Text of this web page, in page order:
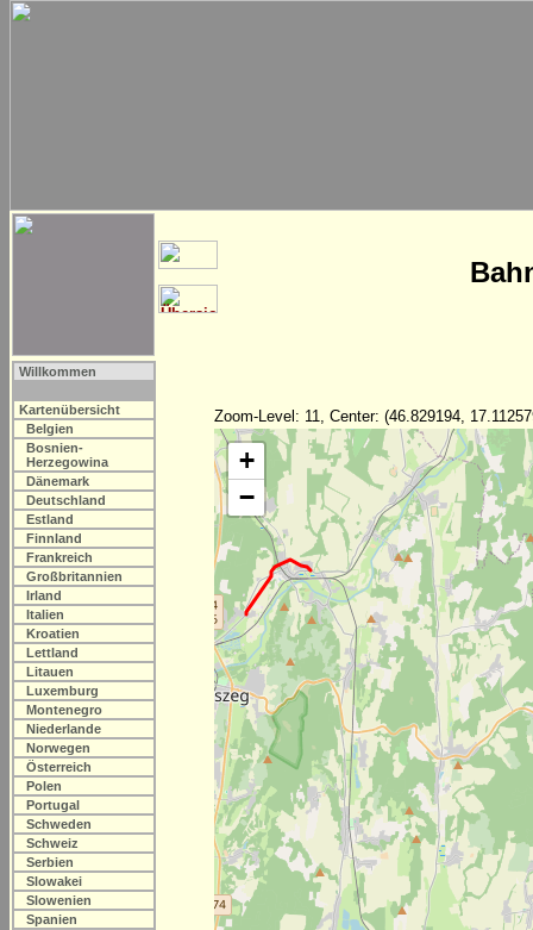
Willkommen
Kartenübersicht
Belgien
Bosnien-
Herzegowina
Dänemark
Deutschland
Estland
Finnland
Frankreich
Großbritannien
Irland
Italien
Kroatien
Lettland
Litauen
Luxemburg
Montenegro
Niederlande
Norwegen
Österreich
Polen
Portugal
Schweden
Schweiz
Serbien
Slowakei
Slowenien
Spanien
Zoom-Level: 11, Center: (46.829194,
+
−